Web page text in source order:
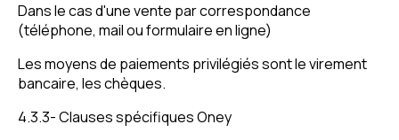
Dans le cas d'une vente par correspondance
(téléphone, mail ou formulaire en ligne)
Les moyens de paiements privilégiés sont le virement
bancaire, les chèques.
4.3.3- Clauses spécifiques Oney